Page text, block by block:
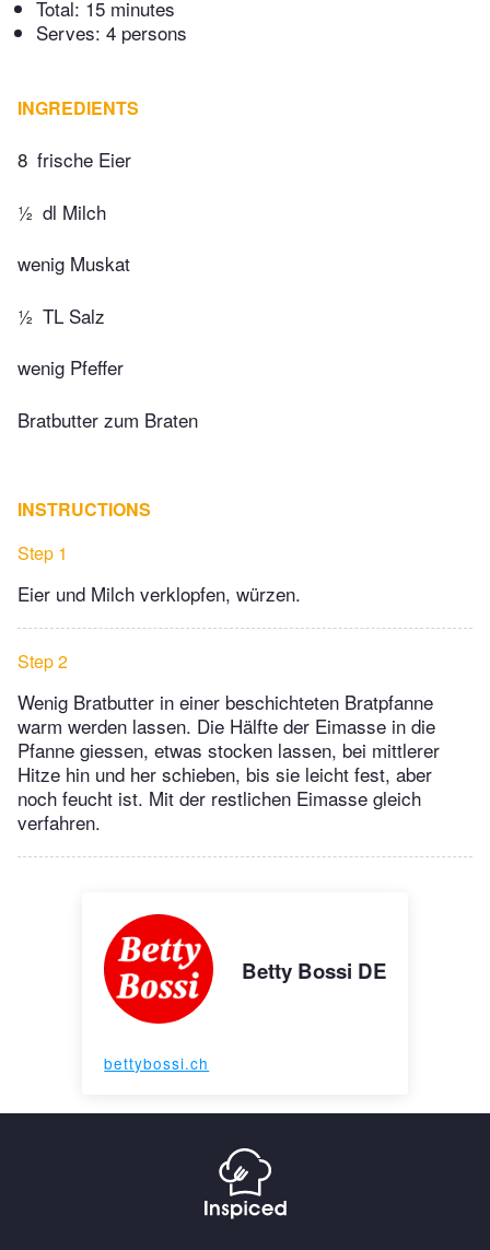
Total: 15 minutes
Serves: 4 persons
INGREDIENTS
8 frische Eier
½ dl Milch
wenig Muskat
½ TL Salz
wenig Pfeffer
Bratbutter zum Braten
INSTRUCTIONS
Step 1
Eier und Milch verklopfen, würzen.
Step 2
Wenig Bratbutter in einer beschichteten Bratpfanne
warm werden lassen. Die Hälfte der Eimasse in die
Pfanne giessen, etwas stocken lassen, bei mittlerer
Hitze hin und her schieben, bis sie leicht fest, aber
noch feucht ist. Mit der restlichen Eimasse gleich
verfahren.
Betty Bossi DE
bettybossi.ch